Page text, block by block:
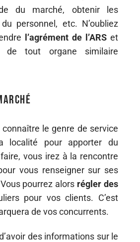
du marché, obtenir les
personnel, etc. N’oubliez
l’agrément de l’ARS et
de tout organe similaire
le genre de service
localité pour apporter du
vous irez à la rencontre
vous renseigner sur ses
pourrez alors régler des
pour vos clients. C’est
de vos concurrents.
des informations sur le